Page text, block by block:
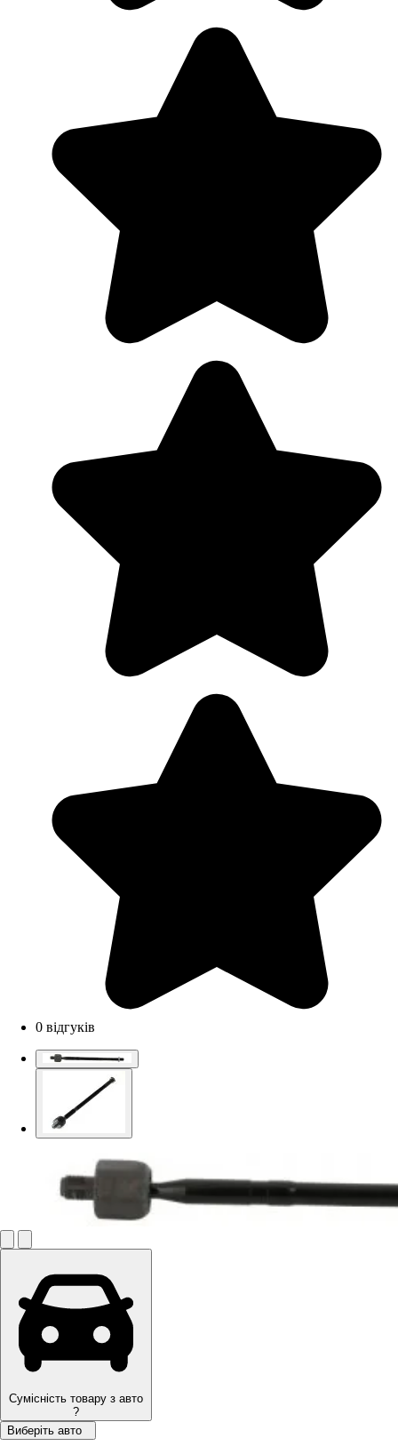
0 відгуків
Сумісність товару з авто
?
Виберіть авто